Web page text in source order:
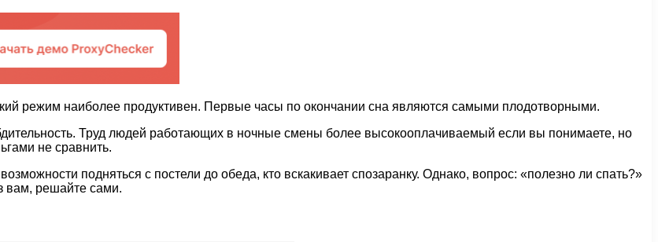
режим наиболее продуктивен. Первые часы по окончании сна являются самыми плодотворными.
Труд людей работающих в ночные смены более высокооплачиваемый если вы понимаете, но
не сравнить.
подняться с постели до обеда, кто вскакивает спозаранку. Однако, вопрос: «полезно ли спать?»
вам, решайте сами.